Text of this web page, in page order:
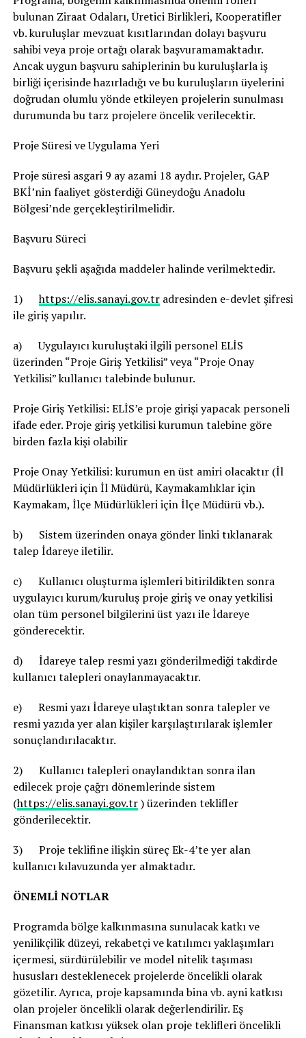
bulunan Ziraat Odaları, Üretici Birlikleri, Kooperatifler
vb. kuruluşlar mevzuat kısıtlarından dolayı başvuru
sahibi veya proje ortağı olarak başvuramamaktadır.
Ancak uygun başvuru sahiplerinin bu kuruluşlarla iş
birliği içerisinde hazırladığı ve bu kuruluşların üyelerini
doğrudan olumlu yönde etkileyen projelerin sunulması
durumunda bu tarz projelere öncelik verilecektir.
Proje Süresi ve Uygulama Yeri
Proje süresi asgari 9 ay azami 18 aydır. Projeler, GAP
BKİ’nin faaliyet gösterdiği Güneydoğu Anadolu
Bölgesi’nde gerçekleştirilmelidir.
Başvuru Süreci
Başvuru şekli aşağıda maddeler halinde verilmektedir.
1)https://elis.sanayi.gov.tradresinden e-devlet şifresi
ile giriş yapılır.
a) Uygulayıcı kuruluştaki ilgili personel ELİS
üzerinden “Proje Giriş Yetkilisi” veya “Proje Onay
Yetkilisi” kullanıcı talebinde bulunur.
Proje Giriş Yetkilisi: ELİS’e proje girişi yapacak personeli
ifade eder. Proje giriş yetkilisi kurumun talebine göre
birden fazla kişi olabilir
Proje Onay Yetkilisi: kurumun en üst amiri olacaktır (İl
Müdürlükleri için İl Müdürü, Kaymakamlıklar için
Kaymakam, İlçe Müdürlükleri için İlçe Müdürü vb.).
b) Sistem üzerinden onaya gönder linki tıklanarak
talep İdareye iletilir.
c) Kullanıcı oluşturma işlemleri bitirildikten sonra
uygulayıcı kurum/kuruluş proje giriş ve onay yetkilisi
olan tüm personel bilgilerini üst yazı ile İdareye
gönderecektir.
d) İdareye talep resmi yazı gönderilmediği takdirde
kullanıcı talepleri onaylanmayacaktır.
e) Resmi yazı İdareye ulaştıktan sonra talepler ve
resmi yazıda yer alan kişiler karşılaştırılarak işlemler
sonuçlandırılacaktır.
2) Kullanıcı talepleri onaylandıktan sonra ilan
edilecek proje çağrı dönemlerinde sistem
(https://elis.sanayi.gov.tr) üzerinden teklifler
gönderilecektir.
3) Proje teklifine ilişkin süreç Ek-4’te yer alan
kullanıcı kılavuzunda yer almaktadır.
ÖNEMLİ NOTLAR
Programda bölge kalkınmasına sunulacak katkı ve
yenilikçilik düzeyi, rekabetçi ve katılımcı yaklaşımları
içermesi, sürdürülebilir ve model nitelik taşıması
hususları desteklenecek projelerde öncelikli olarak
gözetilir. Ayrıca, proje kapsamında bina vb. ayni katkısı
olan projeler öncelikli olarak değerlendirilir. Eş
Finansman katkısı yüksek olan proje teklifleri öncelikli